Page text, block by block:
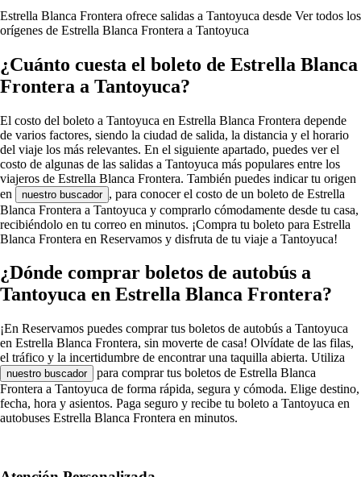
Estrella Blanca Frontera ofrece salidas a Tantoyuca desde Ver todos los
orígenes de Estrella Blanca Frontera a Tantoyuca
¿Cuánto cuesta el boleto de Estrella Blanca
Frontera a Tantoyuca?
El costo del boleto a Tantoyuca en Estrella Blanca Frontera depende
de varios factores, siendo la ciudad de salida, la distancia y el horario
del viaje los más relevantes. En el siguiente apartado, puedes ver el
costo de algunas de las salidas a Tantoyuca más populares entre los
viajeros de Estrella Blanca Frontera. También puedes indicar tu origen
en
nuestro buscador , para conocer el costo de un boleto de Estrella
Blanca Frontera a Tantoyuca y comprarlo cómodamente desde tu casa,
recibiéndolo en tu correo en minutos. ¡Compra tu boleto para Estrella
Blanca Frontera en Reservamos y disfruta de tu viaje a Tantoyuca!
¿Dónde comprar boletos de autobús a
Tantoyuca en Estrella Blanca Frontera?
¡En Reservamos puedes comprar tus boletos de autobús a Tantoyuca
en Estrella Blanca Frontera, sin moverte de casa! Olvídate de las filas,
el tráfico y la incertidumbre de encontrar una taquilla abierta. Utiliza
nuestro buscador
para comprar tus boletos de Estrella Blanca
Frontera a Tantoyuca de forma rápida, segura y cómoda. Elige destino,
fecha, hora y asientos. Paga seguro y recibe tu boleto a Tantoyuca en
autobuses Estrella Blanca Frontera en minutos.